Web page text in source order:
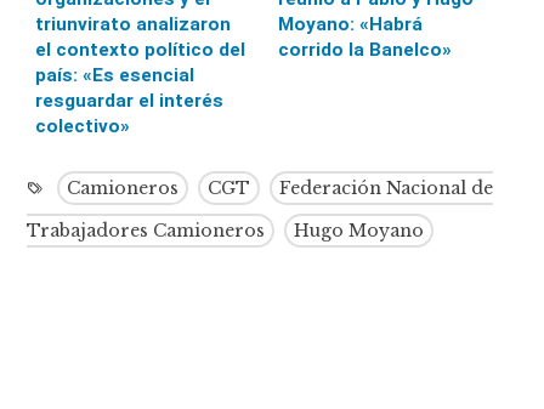
triunvirato analizaron
el contexto político del
país: «Es esencial
resguardar el interés
colectivo»
Moyano: «Habrá
corrido la Banelco»
Camioneros CGT
Federación Nacional de
Trabajadores Camioneros
Hugo Moyano